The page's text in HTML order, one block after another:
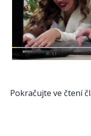
Pokračujte ve čtení